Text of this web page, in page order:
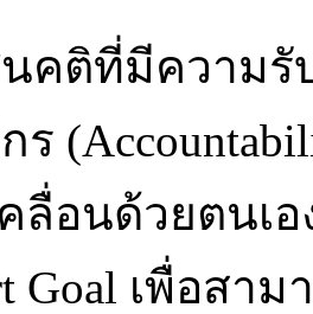
คติที่มีความรั
ร
ลื่อนด้วยตนเอ
Goal เพื่อสา